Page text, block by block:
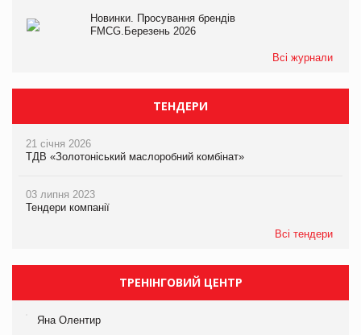
Новинки. Просування брендів
FMCG.Березень 2026
Всі журнали
ТЕНДЕРИ
21 січня 2026
ТДВ «Золотоніський маслоробний комбінат»
03 липня 2023
Тендери компанії
Всі тендери
ТРЕНІНГОВИЙ ЦЕНТР
Яна Олентир